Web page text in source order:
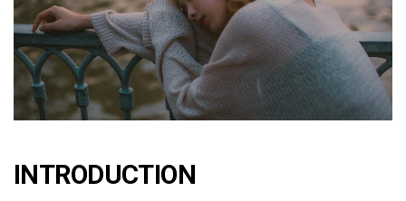
INTRODUCTION